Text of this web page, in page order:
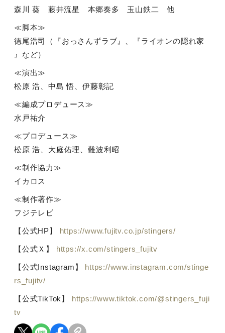
森川 葵 藤井流星 本郷奏多 玉山鉄二 他
≪脚本≫
徳尾浩司（『おっさんずラブ』、『ライオンの隠れ家
』など）
≪演出≫
松原 浩、中島 悟、伊藤彰記
≪編成プロデュース≫
水戸祐介
≪プロデュース≫
松原 浩、大庭佑理、難波利昭
≪制作協力≫
イカロス
≪制作著作≫
フジテレビ
【公式HP】 https://www.fujitv.co.jp/stingers/
【公式Ｘ】 https://x.com/stingers_fujitv
【公式Instagram 】 https://www.instagram.com/stinge
rs_fujitv/
【公式TikTok 】 https://www.tiktok.com/@stingers_fuji
tv